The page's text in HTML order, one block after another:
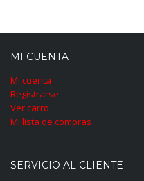
MI CUENTA
Mi cuenta
Registrarse
Ver carro
Mi lista de compras
SERVICIO AL CLIENTE